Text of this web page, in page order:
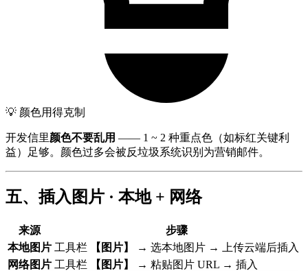
💡 颜色用得克制
开发信里颜色不要乱用 —— 1 ~ 2 种重点色（如标红关键利
益）足够。颜色过多会被反垃圾系统识别为营销邮件。
五、插入图片 · 本地 + 网络
来源
步骤
本地图片 工具栏 【图片】
→ 选本地图片 → 上传云端后插入
网络图片 工具栏 【图片】 → 粘贴图片 URL → 插入